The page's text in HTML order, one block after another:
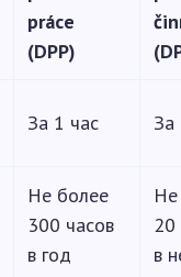
práce
(DPP)
За 1 час За
Не более
300 часов
в год
20
в